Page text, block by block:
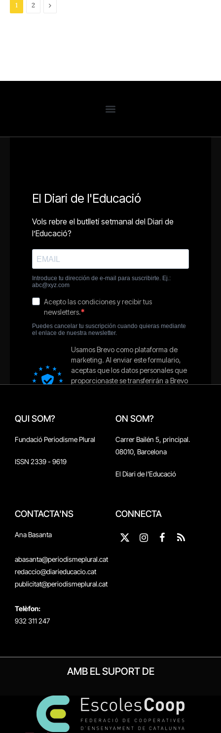
1 2 Next
QUI SOM?
Fundació Periodisme Plural
ISSN 2339 - 9619
ON SOM?
Carrer Bailén 5, principal.
08010, Barcelona
El Diari de l'Educació
CONTACTA'NS
Ana Basanta
abasanta@periodismeplural.cat
redaccio@diarieducacio.cat
publicitat@periodismeplural.cat
Telèfon:
932 311 247
CONNECTA
X
Instagram
Facebook
RSS
AMB EL SUPORT DE